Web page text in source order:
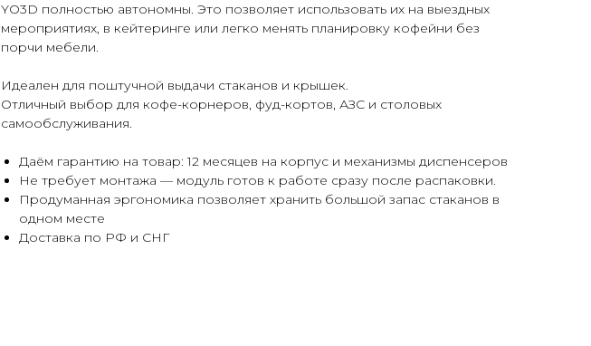
YO3D полностью автономны. Это позволяет использовать их на выездных
мероприятиях, в кейтеринге или легко менять планировку кофейни без
порчи мебели.
Идеален для поштучной выдачи стаканов и крышек.
Отличный выбор для кофе-корнеров, фуд-кортов, АЗС и столовых
самообслуживания.
Даём гарантию на товар: 12 месяцев на корпус и механизмы диспенсеров
Не требует монтажа — модуль готов к работе сразу после распаковки.
Продуманная эргономика позволяет хранить большой запас стаканов в
одном месте
Доставка по РФ и СНГ